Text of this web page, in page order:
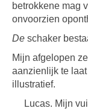
betrokkene mag
onvoorzien
De schaker
Mijn afgelopen
aanzienlijk te
illustratief.
Lucas. Mijn